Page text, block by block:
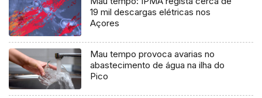
19 mil descargas elétricas nos
Açores
Mau tempo provoca avarias no
abastecimento de água na ilha do
Pico